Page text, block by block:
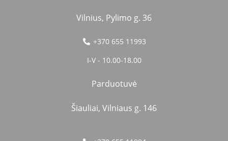
Vilnius, Pylimo g. 36
+370 655 11993
I-V - 10.00-18.00
Parduotuvė
Šiauliai, Vilniaus g. 146